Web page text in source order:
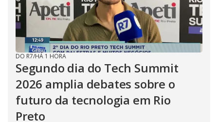
DO R7/HÁ 1 HORA
Segundo dia do Tech Summit
2026 amplia debates sobre o
futuro da tecnologia em Rio
Preto